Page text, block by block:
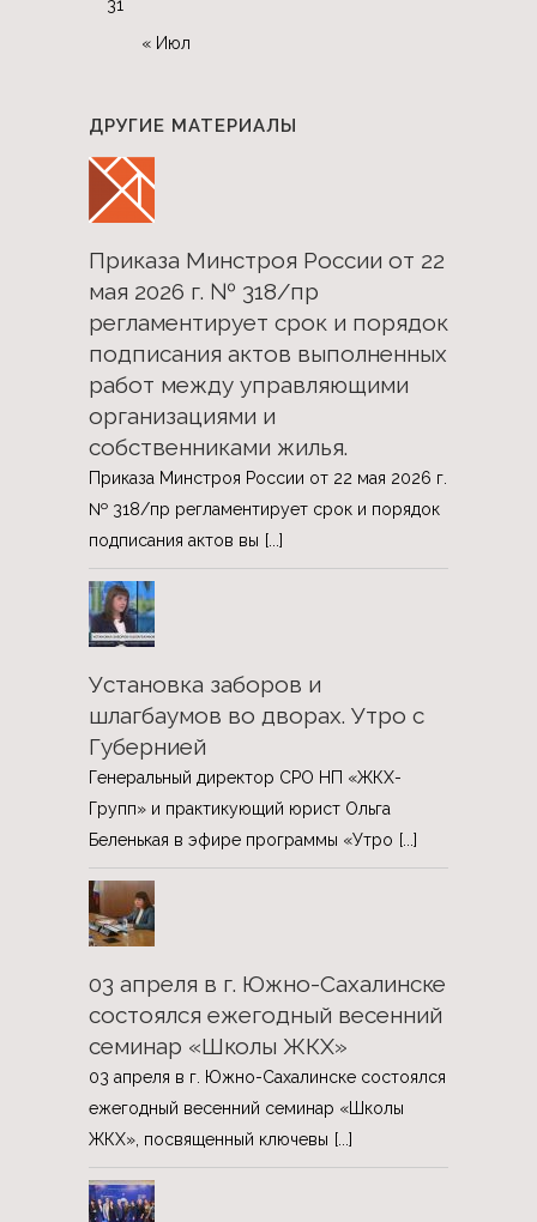
« Июл
31
ДРУГИЕ МАТЕРИАЛЫ
Приказа Минстроя России от 22
мая 2026 г. № 318/пр
регламентирует срок и порядок
подписания актов выполненных
работ между управляющими
организациями и
собственниками жилья.
Приказа Минстроя России от 22 мая 2026 г.
№ 318/пр регламентирует срок и порядок
подписания актов вы [...]
Установка заборов и
шлагбаумов во дворах. Утро с
Губернией
Генеральный директор СРО НП «ЖКХ-
Групп» и практикующий юрист Ольга
Беленькая в эфире программы «Утро [...]
03 апреля в г. Южно-Сахалинске
состоялся ежегодный весенний
семинар «Школы ЖКХ»
03 апреля в г. Южно-Сахалинске состоялся
ежегодный весенний семинар «Школы
ЖКХ», посвященный ключевы [...]